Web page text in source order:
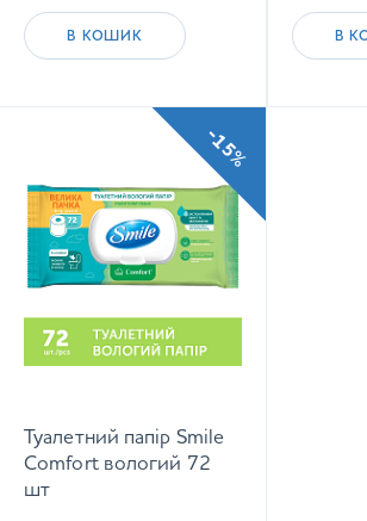
В КОШИК В
Туалетний папір Smile
Comfort вологий 72
шт
-15%